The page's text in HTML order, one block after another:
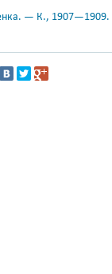
— К., 1907—1909.